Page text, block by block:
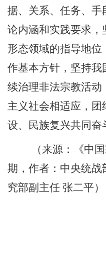
据、关系、任务、手
论内涵和实践要求
形态领域的指导地
作基本方针，坚持
续治理非法宗教活
主义社会相适应，
设、民族复兴共同奋
（来源：《中
期，作者：中央统
究部副主任 张二平）